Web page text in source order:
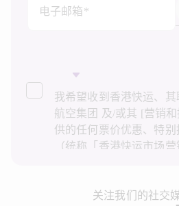
电子邮箱*
我希望收到香港快运、
航空集团 及/或其 [营销
供的任何票价优惠、特
（统称「香港快运市场
务历史记录进行直接市
关注我们的社交